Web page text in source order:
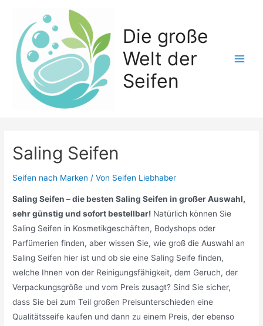
springen
Die große
Welt der
Seifen
Saling Seifen
Seifen nach Marken / Von Seifen Liebhaber
Saling Seifen – die besten Saling Seifen in großer Auswahl,
sehr günstig und sofort bestellbar! Natürlich können Sie
Saling Seifen in Kosmetikgeschäften, Bodyshops oder
Parfümerien finden, aber wissen Sie, wie groß die Auswahl an
Saling Seifen hier ist und ob sie eine Saling Seife finden,
welche Ihnen von der Reinigungsfähigkeit, dem Geruch, der
Verpackungsgröße und vom Preis zusagt? Sind Sie sicher,
dass Sie bei zum Teil großen Preisunterschieden eine
Qualitätsseife kaufen und dann zu einem Preis, der ebenso